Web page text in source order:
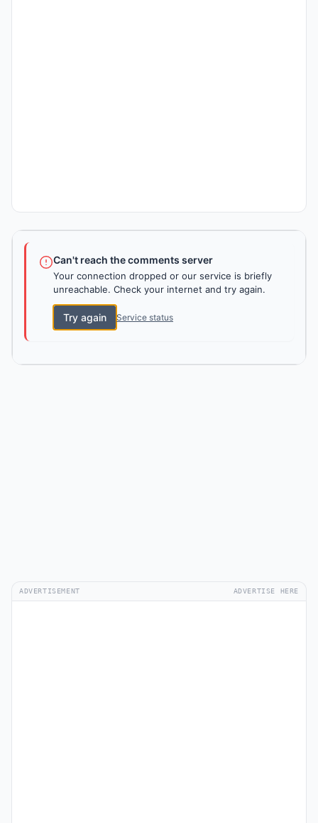
Can't reach the comments server
Your connection dropped or our service is briefly
unreachable. Check your internet and try again.
Try again Service status
ADVERTISEMENT ADVERTISE HERE